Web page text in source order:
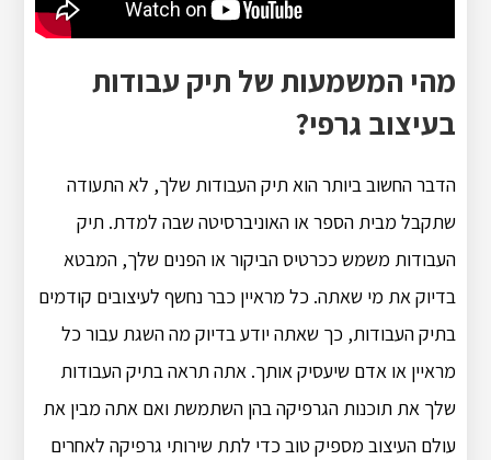
מהי המשמעות של תיק עבודות
בעיצוב גרפי?
הדבר החשוב ביותר הוא תיק העבודות שלך, לא התעודה
שתקבל מבית הספר או האוניברסיטה שבה למדת. תיק
העבודות משמש ככרטיס הביקור או הפנים שלך, המבטא
בדיוק את מי שאתה. כל מראיין כבר נחשף לעיצובים קודמים
בתיק העבודות, כך שאתה יודע בדיוק מה השגת עבור כל
מראיין או אדם שיעסיק אותך. אתה תראה בתיק העבודות
שלך את תוכנות הגרפיקה בהן השתמשת ואם אתה מבין את
עולם העיצוב מספיק טוב כדי לתת שירותי גרפיקה לאחרים